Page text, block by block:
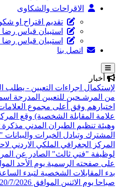
الاقراحات والشكاوى
تقديم اقتراح او
استبيان قياس رضا
استبيان قياس رضا
اتصل بنا
أخبار
لإستكمال اجراءات التعيين - يطلب
من المرشـحين للتعيين المدرجة
اختيارهم وفق أعلى مجموع
علامة المقابلة الشخصية) وقع
وهيئة تنظيم الطيران المدني
المشترك وتبادل الخبرات والبيانات
المركز الجغرافي الملكي الاردني
لوظيفة "فني ثالث" الصادر عن
صباحا يوم الاثنين الموافق 20/7/2026 وهو نفس التاريخ المعلن.